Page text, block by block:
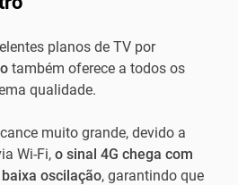
planos de TV por
também oferece a todos os
qualidade.
muito grande, devido a
Wi-Fi, o sinal 4G chega com
oscilação, garantindo que